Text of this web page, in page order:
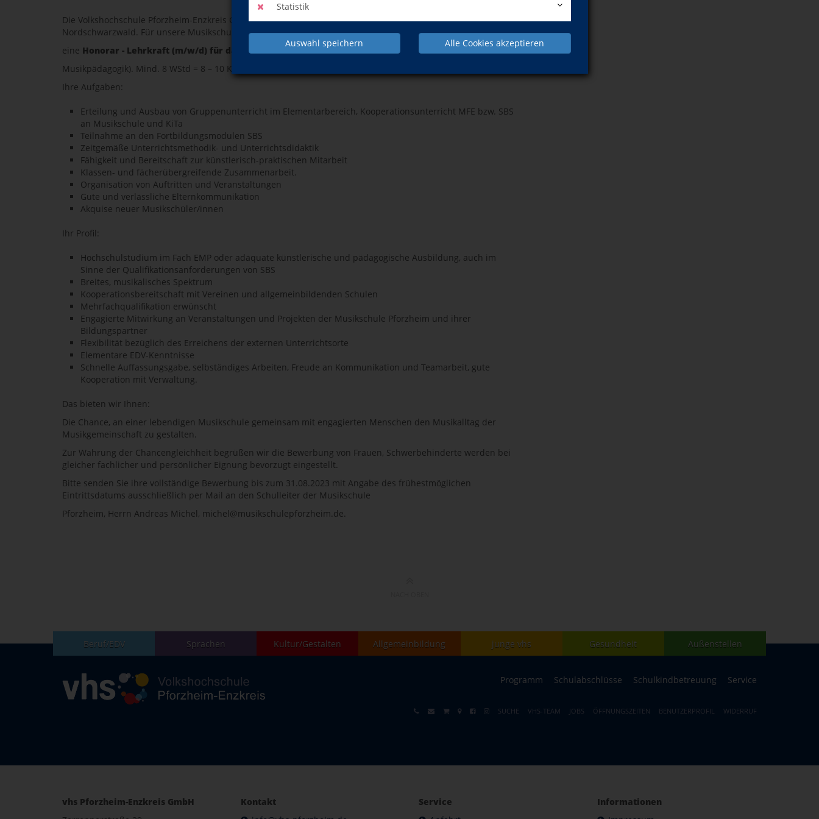
Statistik
Auswahl speichern Alle Cookies akzeptieren
Die Volkshochschule Pforzheim-Enzkreis GmbH ist die große Weiterbildungseinrichtung in der Region
Nordschwarzwald. Für unsere Musikschule suchen wir zum 11.09.2023
eine Honorar - Lehrkraft (m/w/d) für das Fach SBS und EMP (Elementare
Musikpädagogik). Mind. 8 WStd = 8 – 10 Kurse.
Ihre Aufgaben:
Erteilung und Ausbau von Gruppenunterricht im Elementarbereich, Kooperationsunterricht MFE bzw. SBS
an Musikschule und KiTa
Teilnahme an den Fortbildungsmodulen SBS
Zeitgemäße Unterrichtsmethodik- und Unterrichtsdidaktik
Fähigkeit und Bereitschaft zur künstlerisch-praktischen Mitarbeit
Klassen- und fächerübergreifende Zusammenarbeit.
Organisation von Auftritten und Veranstaltungen
Gute und verlässliche Elternkommunikation
Akquise neuer Musikschüler/innen
Ihr Profil:
Hochschulstudium im Fach EMP oder adäquate künstlerische und pädagogische Ausbildung, auch im
Sinne der Qualifikationsanforderungen von SBS
Breites, musikalisches Spektrum
Kooperationsbereitschaft mit Vereinen und allgemeinbildenden Schulen
Mehrfachqualifikation erwünscht
Engagierte Mitwirkung an Veranstaltungen und Projekten der Musikschule Pforzheim und ihrer
Bildungspartner
Flexibilität bezüglich des Erreichens der externen Unterrichtsorte
Elementare EDV-Kenntnisse
Schnelle Auffassungsgabe, selbständiges Arbeiten, Freude an Kommunikation und Teamarbeit, gute
Kooperation mit Verwaltung.
Das bieten wir Ihnen:
Die Chance, an einer lebendigen Musikschule gemeinsam mit engagierten Menschen den Musikalltag der
Musikgemeinschaft zu gestalten.
Zur Wahrung der Chancengleichheit begrüßen wir die Bewerbung von Frauen, Schwerbehinderte werden bei
gleicher fachlicher und persönlicher Eignung bevorzugt eingestellt.
Bitte senden Sie ihre vollständige Bewerbung bis zum 31.08.2023 mit Angabe des frühestmöglichen
Eintrittsdatums ausschließlich per Mail an den Schulleiter der Musikschule
Pforzheim, Herrn Andreas Michel, michel@musikschulepforzheim.de.
Beruf/EDV Sprachen Kultur/Gestalten Allgemeinbildung junge vhs Gesundheit Außenstellen
Programm Schulabschlüsse Schulkindbetreuung Service
SUCHE VHS-TEAM JOBS ÖFFNUNGSZEITEN BENUTZERPROFIL WIDERRUF
vhs Pforzheim-Enzkreis GmbH
Kontakt
Service
Informationen